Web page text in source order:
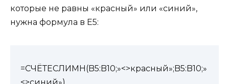
которые не равны «красный» или «синий»,
нужна формула в Е5:
=СЧЁТЕСЛИМН(B5:B10;»<>красный»;B5:B10;»
<>синий»)